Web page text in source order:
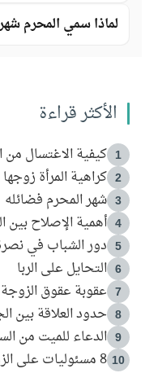
لماذا سمي المحرم شهر
الأكثر قراءة
1 كيفية الاغتسال من
2 كراهية المرأة
3 شهر المحرم فضائله
4 أهمية الإصلاح
5 دور الشباب في
6 التحايل على الربا
7 عقوبة عقوق
8 حدود العلاقة بين
9 الدعاء للميت من
10 8 مسئوليات على الزوج تجاه زوجته